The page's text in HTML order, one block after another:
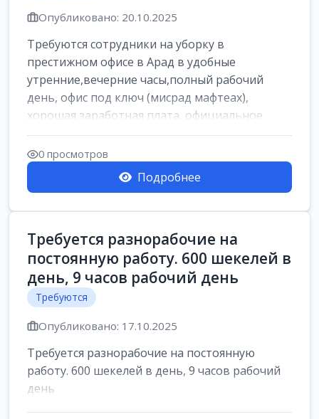
Опубликовано: 20.10.2025
Требуются сотрудники на уборку в
престижном офисе в Арад в удобные
утренние,вечерние часы,полный рабочий
день, офис под ключ (мисрад мафтеах),
хорошая заработная плата, официальное
оформление, все соц...
0 просмотров
Подробнее
Требуется разнорабочие на
постоянную работу. 600 шекелей в
день, 9 часов рабочий день
Требуются
Опубликовано: 17.10.2025
Требуется разнорабочие на постоянную
работу. 600 шекелей в день, 9 часов рабочий
день